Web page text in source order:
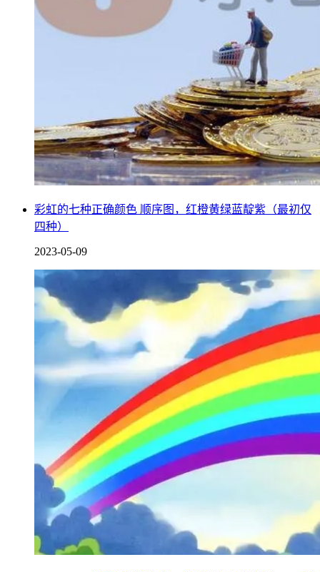
彩虹的七种正确颜色 顺序图，红橙黄绿蓝靛紫（最初仅
四种）
2023-05-09